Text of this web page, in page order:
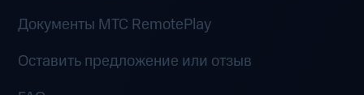
Документы MTC RemotePlay
Оставить предложение или отзыв